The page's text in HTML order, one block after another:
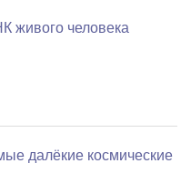
живого человека
далёкие космические